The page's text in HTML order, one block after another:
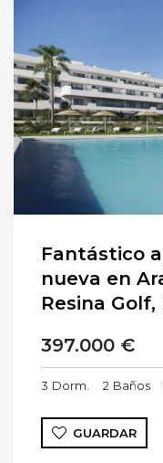
Fantástico
nueva en
Resina
397.000 €
3 Dorm. 2 Baños
GUARDAR